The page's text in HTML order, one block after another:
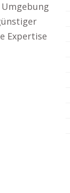
Expertise